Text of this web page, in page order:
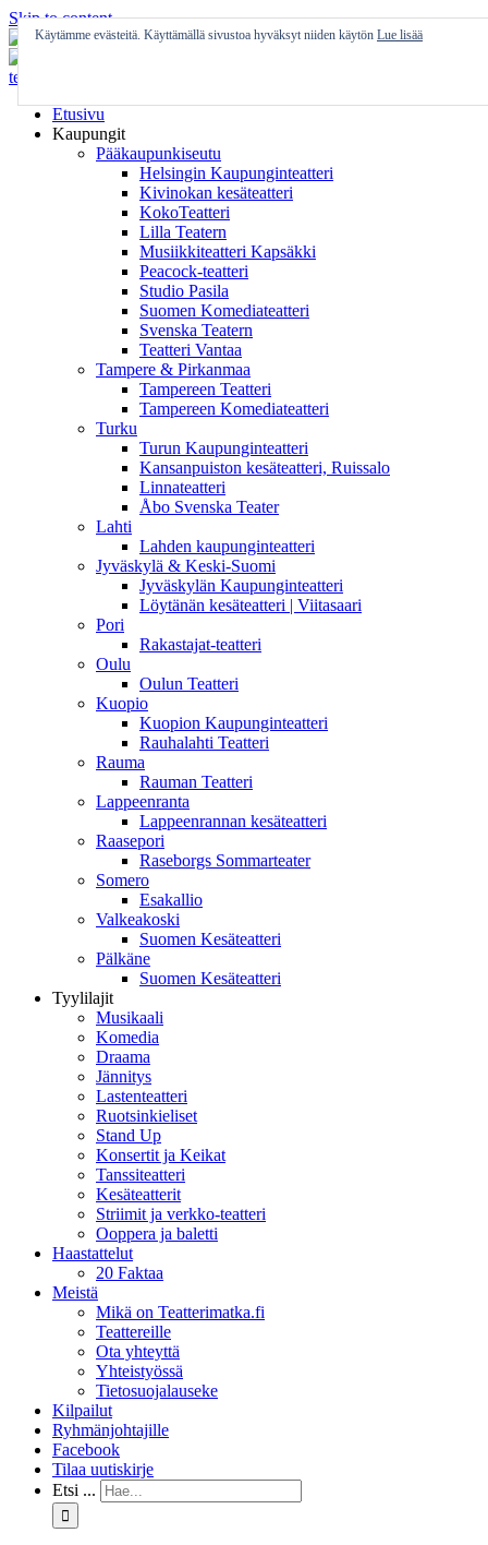
Skip to content
Etusivu
Kaupungit
Pääkaupunkiseutu
Helsingin Kaupunginteatteri
Kivinokan kesäteatteri
KokoTeatteri
Lilla Teatern
Musiikkiteatteri Kapsäkki
Peacock-teatteri
Studio Pasila
Suomen Komediateatteri
Svenska Teatern
Teatteri Vantaa
Tampere & Pirkanmaa
Tampereen Teatteri
Tampereen Komediateatteri
Turku
Turun Kaupunginteatteri
Kansanpuiston kesäteatteri, Ruissalo
Linnateatteri
Åbo Svenska Teater
Lahti
Lahden kaupunginteatteri
Jyväskylä & Keski-Suomi
Jyväskylän Kaupunginteatteri
Löytänän kesäteatteri | Viitasaari
Pori
Rakastajat-teatteri
Oulu
Oulun Teatteri
Kuopio
Kuopion Kaupunginteatteri
Rauhalahti Teatteri
Rauma
Rauman Teatteri
Lappeenranta
Lappeenrannan kesäteatteri
Raasepori
Raseborgs Sommarteater
Somero
Esakallio
Valkeakoski
Suomen Kesäteatteri
Pälkäne
Suomen Kesäteatteri
Tyylilajit
Musikaali
Komedia
Draama
Jännitys
Lastenteatteri
Ruotsinkieliset
Stand Up
Konsertit ja Keikat
Tanssiteatteri
Kesäteatterit
Striimit ja verkko-teatteri
Ooppera ja baletti
Haastattelut
20 Faktaa
Meistä
Mikä on Teatterimatka.fi
Teattereille
Ota yhteyttä
Yhteistyössä
Tietosuojalauseke
Kilpailut
Ryhmänjohtajille
Facebook
Tilaa uutiskirje
Etsi ...
Käytämme evästeitä. Käyttämällä sivustoa hyväksyt niiden käytön Lue lisää